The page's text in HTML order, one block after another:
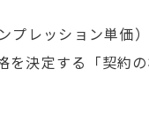
ンプレッション単価
を決定する「契約の